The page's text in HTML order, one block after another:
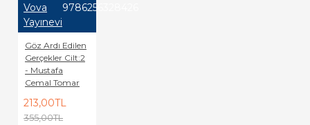
Vova
Yayınevi
9786256328426
Göz Ardı Edilen
Gerçekler Cilt:2
- Mustafa
Cemal Tomar
213,00TL
355,00TL